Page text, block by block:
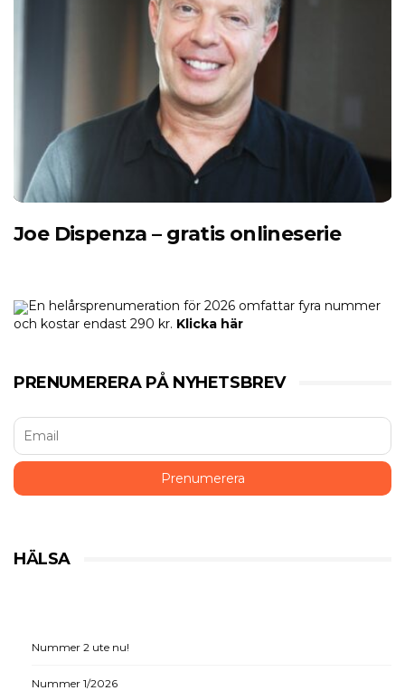
Joe Dispenza – gratis onlineserie
En helårsprenumeration för 2026 omfattar fyra nummer
och kostar endast 290 kr. Klicka här
PRENUMERERA PÅ NYHETSBREV
HÄLSA
Nummer 2 ute nu!
Nummer 1/2026